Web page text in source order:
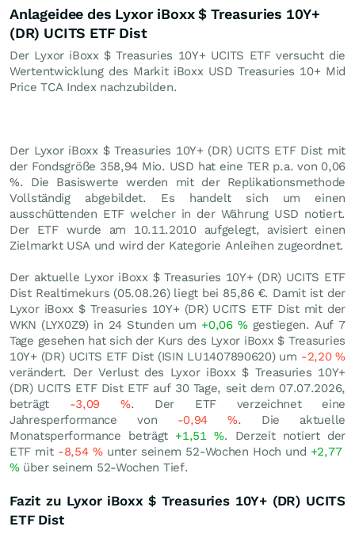
Anlageidee des Lyxor iBoxx $ Treasuries 10Y+
(DR) UCITS ETF Dist
Der Lyxor iBoxx $ Treasuries 10Y+ UCITS ETF versucht die
Wertentwicklung des Markit iBoxx USD Treasuries 10+ Mid
Price TCA Index nachzubilden.
Der Lyxor iBoxx $ Treasuries 10Y+ (DR) UCITS ETF Dist mit
der Fondsgröße 358,94 Mio. USD hat eine TER p.a. von 0,06
%. Die Basiswerte werden mit der Replikationsmethode
Vollständig abgebildet. Es handelt sich um einen
ausschüttenden ETF welcher in der Währung USD notiert.
Der ETF wurde am 10.11.2010 aufgelegt, avisiert einen
Zielmarkt USA und wird der Kategorie Anleihen zugeordnet.
Der aktuelle Lyxor iBoxx $ Treasuries 10Y+ (DR) UCITS ETF
Dist Realtimekurs (05.08.26) liegt bei 85,86 €. Damit ist der
Lyxor iBoxx $ Treasuries 10Y+ (DR) UCITS ETF Dist mit der
WKN (LYX0Z9) in 24 Stunden um +0,06 %gestiegen. Auf 7
Tage gesehen hat sich der Kurs des Lyxor iBoxx $ Treasuries
10Y+ (DR) UCITS ETF Dist (ISIN LU1407890620) um -2,20%
verändert. Der Verlust des Lyxor iBoxx $ Treasuries 10Y+
(DR) UCITS ETF Dist ETF auf 30 Tage, seit dem 07.07.2026,
beträgt -3,09 %. Der ETF verzeichnet eine
Jahresperformance von -0,94%. Die aktuelle
Monatsperformance beträgt +1,51 %. Derzeit notiert der
ETF mit -8,54 %unter seinem 52-Wochen Hoch und +2,77
%über seinem 52-Wochen Tief.
Fazit zu Lyxor iBoxx $ Treasuries 10Y+ (DR) UCITS
ETF Dist